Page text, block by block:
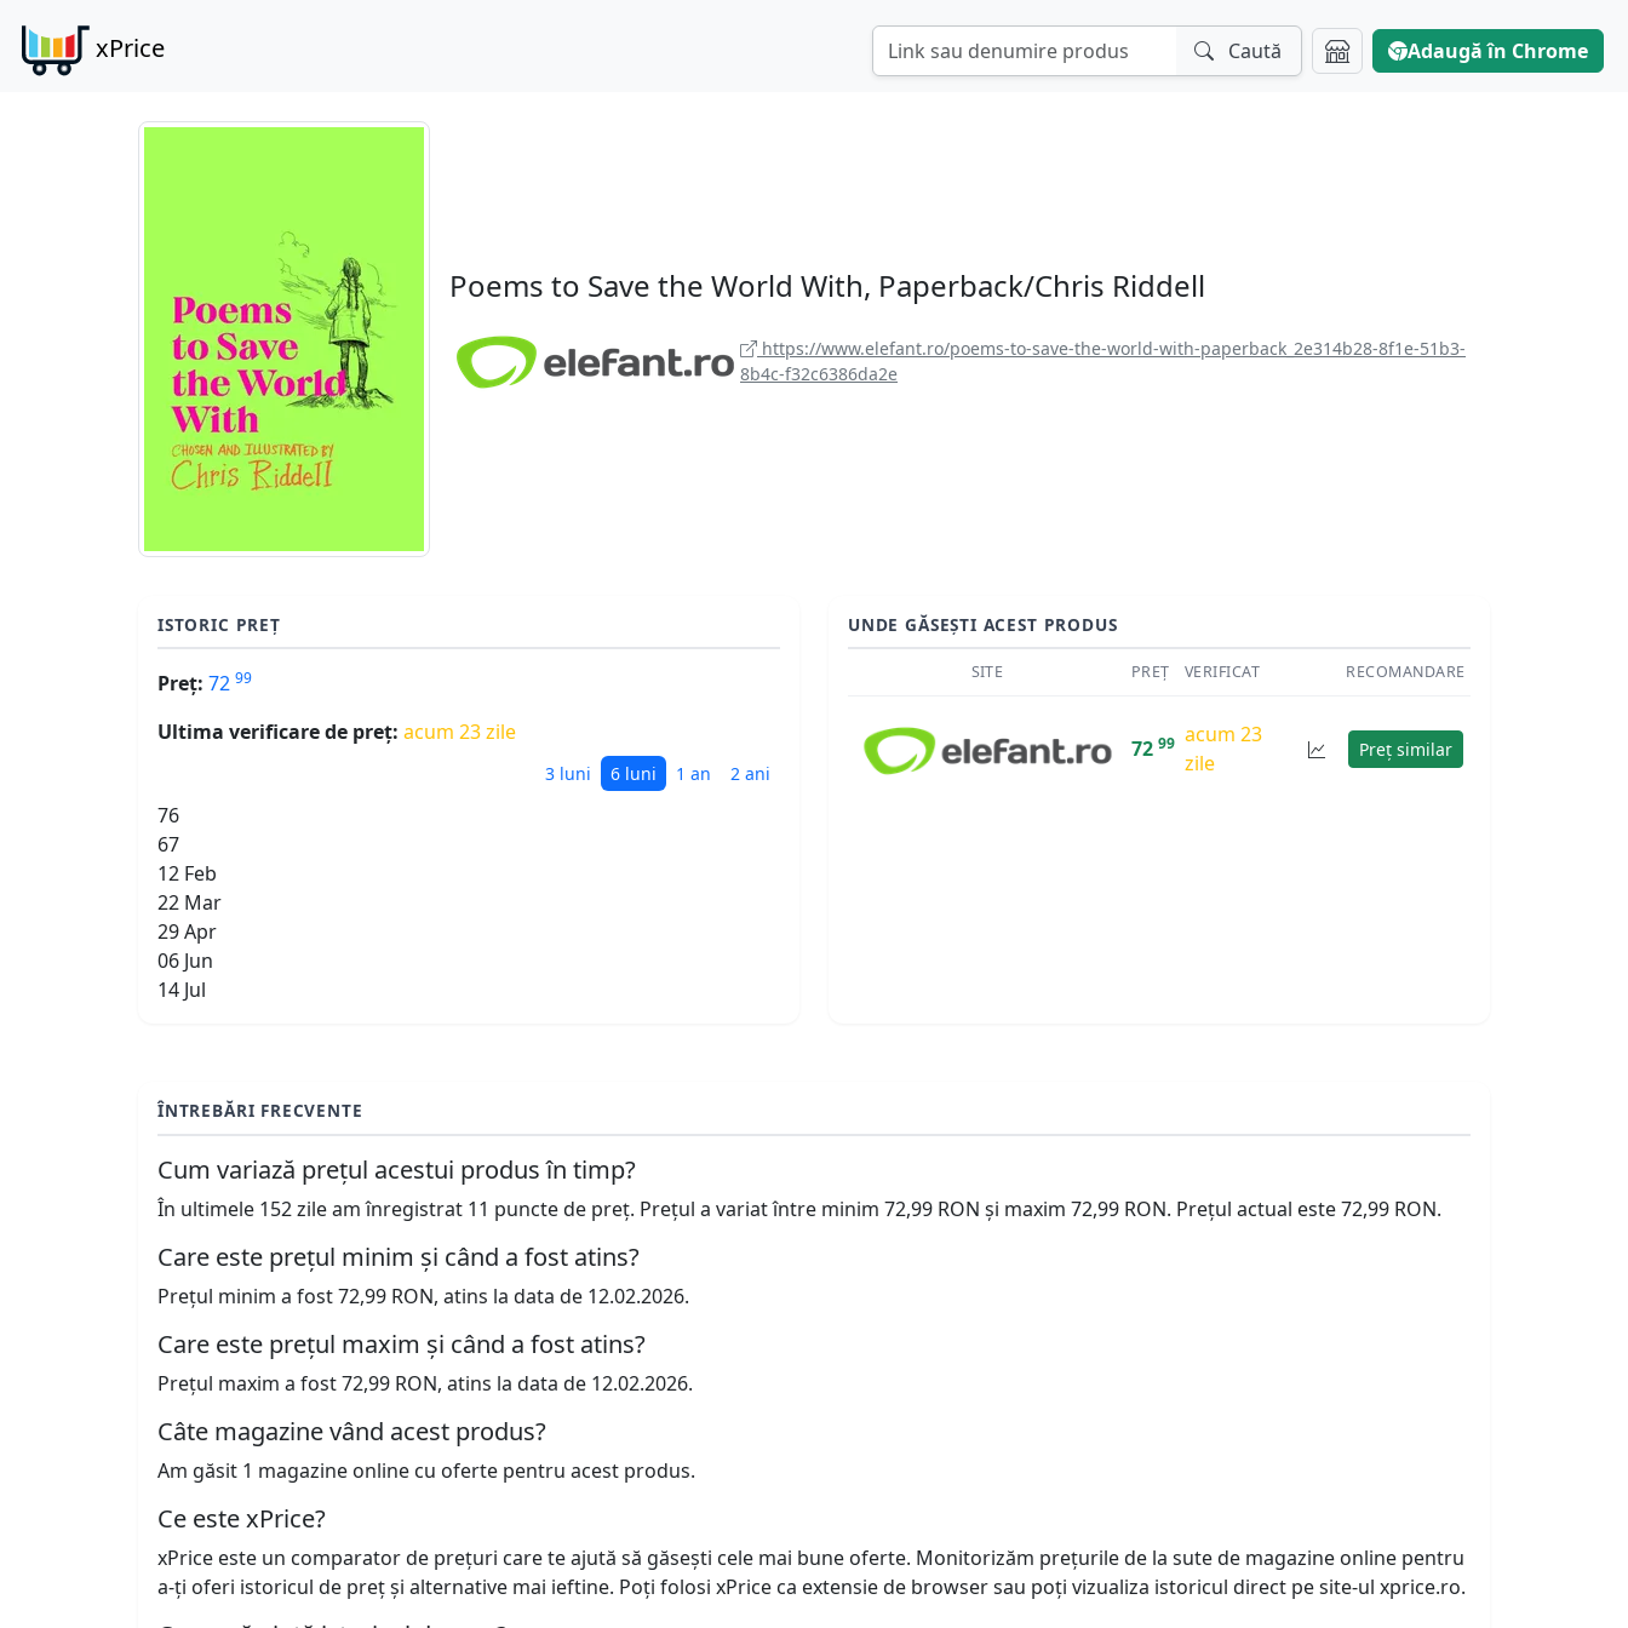
xPrice Caută Adaugă în Chrome
Poems to Save the World With, Paperback/Chris Riddell
https://www.elefant.ro/poems-to-save-the-world-with-paperback_2e314b28-8f1e-51b3-
8b4c-f32c6386da2e
ISTORIC PREȚ
Preț: 72 99
Ultima verificare de preț: acum 23 zile
3 luni 6 luni 1 an 2 ani
76
67
12 Feb
22 Mar
29 Apr
06 Jun
14 Jul
UNDE GĂSEȘTI ACEST PRODUS
SITE PREȚ VERIFICAT RECOMANDARE
72 99 acum 23
zile
Preț similar
ÎNTREBĂRI FRECVENTE
Cum variază prețul acestui produs în timp?
În ultimele 152 zile am înregistrat 11 puncte de preț. Prețul a variat între minim 72,99 RON și maxim 72,99 RON. Prețul actual este 72,99 RON.
Care este prețul minim și când a fost atins?
Prețul minim a fost 72,99 RON, atins la data de 12.02.2026.
Care este prețul maxim și când a fost atins?
Prețul maxim a fost 72,99 RON, atins la data de 12.02.2026.
Câte magazine vând acest produs?
Am găsit 1 magazine online cu oferte pentru acest produs.
Ce este xPrice?
xPrice este un comparator de prețuri care te ajută să găsești cele mai bune oferte. Monitorizăm prețurile de la sute de magazine online pentru
a-ți oferi istoricul de preț și alternative mai ieftine. Poți folosi xPrice ca extensie de browser sau poți vizualiza istoricul direct pe site-ul xprice.ro.